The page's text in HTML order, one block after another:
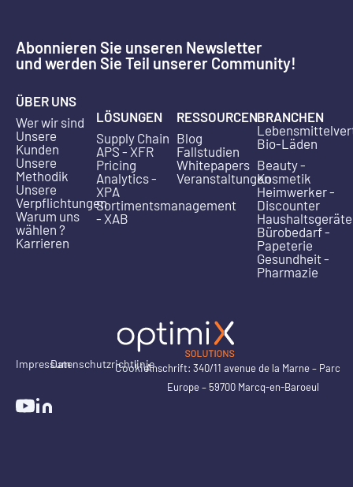
Abonnieren Sie unseren Newsletter
und werden Sie Teil unserer Community!
ÜBER UNS
Wer wir sind
Unsere
Kunden
Unsere
Methodik
Unsere
Verpflichtungen
Warum uns
wählen ?
Karrieren
LÖSUNGEN
Supply Chain
APS - XFR
Pricing
Analytics -
XPA
Sortimentsmanagement
- XAB
RESSOURCEN
Blog
Fallstudien
Whitepapers
Veranstaltungen
BRANCHEN
Bio-Läden
Beauty -
Kosmetik
Heimwerker -
Discounter
Haushaltsgeräte
Bürobedarf -
Papeterie
Gesundheit -
Pharmazie
ImpressumDatenschutzrichtlinie
CookieAnschrift: 340/11 avenue de la Marne – Parc
Europe – 59700 Marcq-en-Baroeul